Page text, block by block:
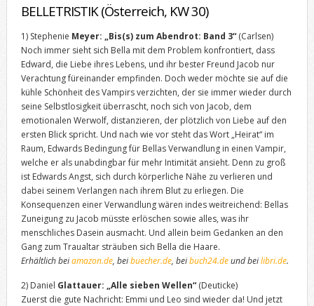
BELLETRISTIK (Österreich, KW 30)
1) Stephenie Meyer: „Bis(s) zum Abendrot: Band 3“(Carlsen)
Noch immer sieht sich Bella mit dem Problem konfrontiert, dass
Edward, die Liebe ihres Lebens, und ihr bester Freund Jacob nur
Verachtung füreinander empfinden. Doch weder möchte sie auf die
kühle Schönheit des Vampirs verzichten, der sie immer wieder durch
seine Selbstlosigkeit überrascht, noch sich von Jacob, dem
emotionalen Werwolf, distanzieren, der plötzlich von Liebe auf den
ersten Blick spricht. Und nach wie vor steht das Wort „Heirat“ im
Raum, Edwards Bedingung für Bellas Verwandlung in einen Vampir,
welche er als unabdingbar für mehr Intimität ansieht. Denn zu groß
ist Edwards Angst, sich durch körperliche Nähe zu verlieren und
dabei seinem Verlangen nach ihrem Blut zu erliegen. Die
Konsequenzen einer Verwandlung wären indes weitreichend: Bellas
Zuneigung zu Jacob müsste erlöschen sowie alles, was ihr
menschliches Dasein ausmacht. Und allein beim Gedanken an den
Gang zum Traualtar sträuben sich Bella die Haare.
Erhältlich beiamazon.de, beibuecher.de, beibuch24.deund beilibri.de.
2) Daniel Glattauer: „Alle sieben Wellen“(Deuticke)
Zuerst die gute Nachricht: Emmi und Leo sind wieder da! Und jetzt